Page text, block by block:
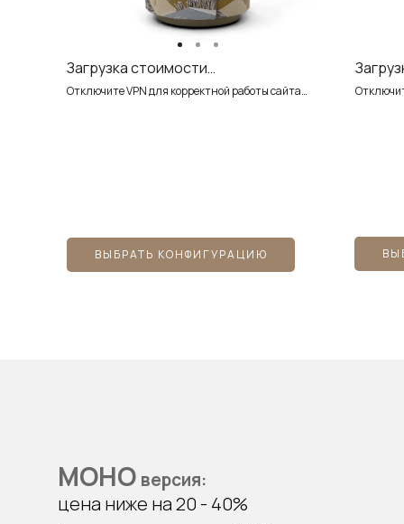
ВЫБРАТЬ КОНФИГУРАЦИЮ
Загрузка стоимости…
Отключите VPN для корректной работы сайта…
цена ниже на 20 - 40%
МОНО
МОНО
версия: